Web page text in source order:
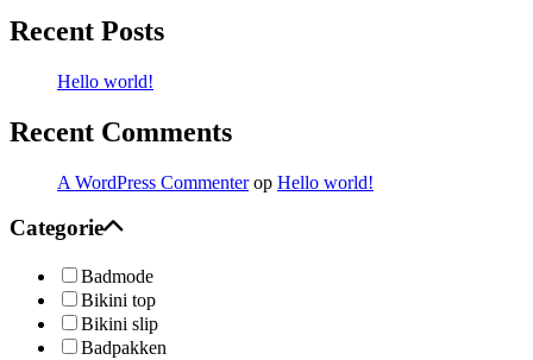
Recent Posts
Hello world!
Recent Comments
A WordPress Commenterop Hello world!
Categorie
Badmode
Bikini top
Bikini slip
Badpakken